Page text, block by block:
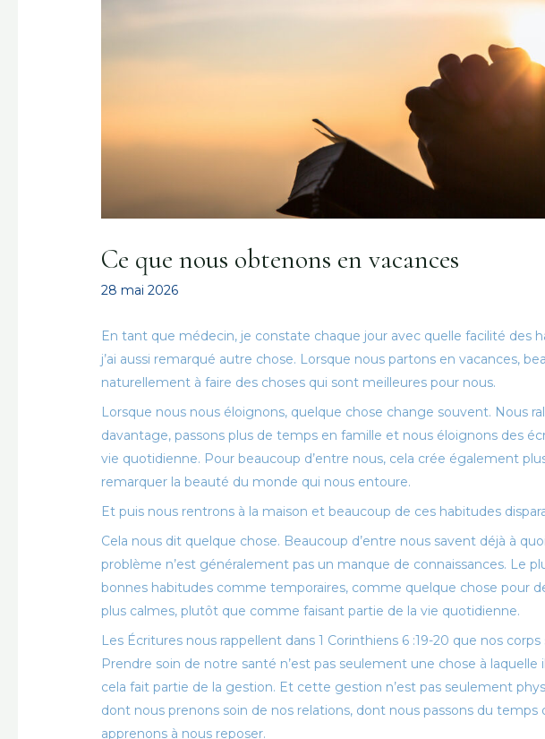
Ce que nous obtenons en vacances
28 mai 2026
En tant que médecin, je constate chaque jour avec quelle facilité des
j’ai aussi remarqué autre chose. Lorsque nous partons en vacances,
naturellement à faire des choses qui sont meilleures pour nous.
Lorsque nous nous éloignons, quelque chose change souvent. Nous
davantage, passons plus de temps en famille et nous éloignons des
vie quotidienne. Pour beaucoup d’entre nous, cela crée également
remarquer la beauté du monde qui nous entoure.
Et puis nous rentrons à la maison et beaucoup de ces habitudes
Cela nous dit quelque chose. Beaucoup d’entre nous savent déjà à
problème n’est généralement pas un manque de connaissances. Le
bonnes habitudes comme temporaires, comme quelque chose pour
plus calmes, plutôt que comme faisant partie de la vie quotidienne.
Les Écritures nous rappellent dans 1 Corinthiens 6 :19-20 que nos
Prendre soin de notre santé n’est pas seulement une chose à laquelle
cela fait partie de la gestion. Et cette gestion n’est pas seulement
dont nous prenons soin de nos relations, dont nous passons du
apprenons à nous reposer.